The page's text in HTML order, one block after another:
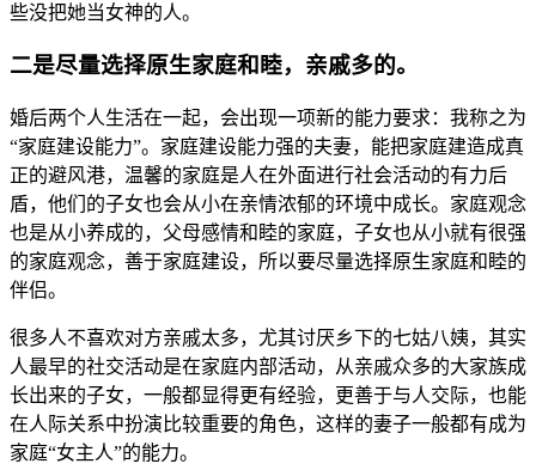
些没把她当女神的人。​
二是尽量选择原生家庭和睦，亲戚多的。
婚后两个人生活在一起，会出现一项新的能力要求：我称之为
“家庭建设能力”。家庭建设能力强的夫妻，能把家庭建造成真
正的避风港，温馨的家庭是人在外面进行社会活动的有力后
盾，他们的子女也会从小在亲情浓郁的环境中成长。家庭观念
也是从小养成的，父母感情和睦的家庭，子女也从小就有很强
的家庭观念，善于家庭建设，所以要尽量选择原生家庭和睦的
伴侣。
很多人不喜欢对方亲戚太多，尤其讨厌乡下的七姑八姨，其实
人最早的社交活动是在家庭内部活动，从亲戚众多的大家族成
长出来的子女，一般都显得更有经验，更善于与人交际，也能
在人际关系中扮演比较重要的角色，这样的妻子一般都有成为
家庭“女主人”的能力。